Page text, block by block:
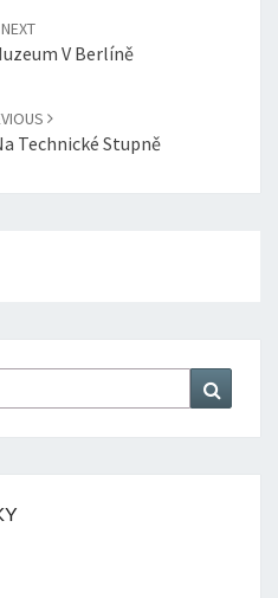
V Berlíně
Technické Stupně